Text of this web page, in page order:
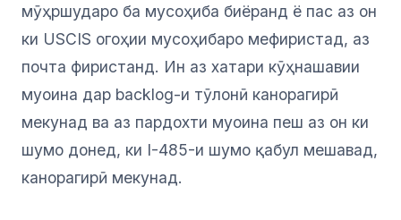
мӯҳршударо ба мусоҳиба биёранд ё пас аз он
ки USCIS огоҳии мусоҳибаро мефиристад, аз
почта фиристанд. Ин аз хатари кӯҳнашавии
муоина дар backlog-и тӯлонӣ канорагирӣ
мекунад ва аз пардохти муоина пеш аз он ки
шумо донед, ки I-485-и шумо қабул мешавад,
канорагирӣ мекунад.